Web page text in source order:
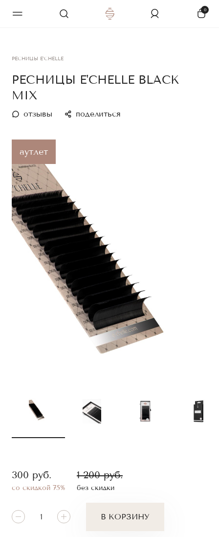
0
РЕСНИЦЫ E'CHELLE
РЕСНИЦЫ E'CHELLE BLACK
MIX
отзывы поделиться
аутлет
300 руб.
со скидкой 75%
1 200руб.
без скидки
В КОРЗИНУ